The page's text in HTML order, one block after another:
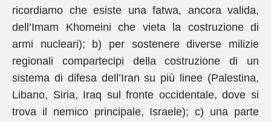
ricordiamo che esiste una fatwa, ancora valida,
dell’Imam Khomeini che vieta la costruzione di
armi nucleari); b) per sostenere diverse milizie
regionali compartecipi della costruzione di un
sistema di difesa dell’Iran su più linee (Palestina,
Libano, Siria, Iraq sul fronte occidentale, dove si
trova il nemico principale, Israele); c) una parte